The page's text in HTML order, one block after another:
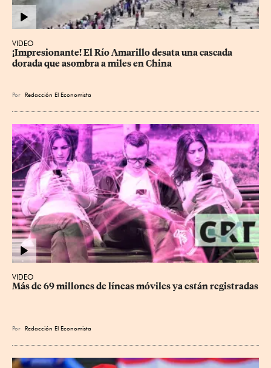
VIDEO
¡Impresionante! El Río Amarillo desata una cascada
dorada que asombra a miles en China
Por Redacción El Economista
VIDEO
Más de 69 millones de líneas móviles ya están registradas
Por Redacción El Economista